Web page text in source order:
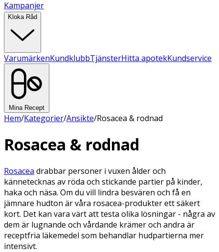
Kampanjer
Kloka Råd
VarumärkenKundklubbTjänsterHitta apotekKundservice
Mina Recept
Hem/Kategorier/Ansikte/Rosacea & rodnad
Rosacea & rodnad
Rosacea drabbar personer i vuxen ålder och
kännetecknas av röda och stickande partier på kinder,
haka och näsa. Om du vill lindra besvären och få en
jämnare hudton är våra rosacea-produkter ett säkert
kort. Det kan vara värt att testa olika lösningar - några av
dem är lugnande och vårdande krämer och andra är
receptfria läkemedel som behandlar hudpartierna mer
intensivt.